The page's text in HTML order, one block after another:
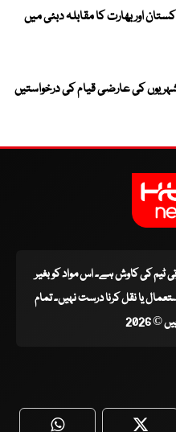
ایشیا کپ 2026، پاکستان اور بھارت کا مقابلہ دبئی میں
شہریوں کی عارضی قیام کی درخواستیں
ٹیم کی کاوش ہے۔ اس مواد کو بغیر
یا نقل کرنا درست نہیں۔ تمام
2026